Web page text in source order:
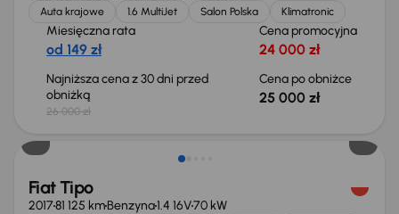
Auta krajowe 1.6 MultiJet Salon Polska Klimatronic
Miesięczna rata
od 149 zł
Cena promocyjna
24 000 zł
Najniższa cena z 30 dni przed
obniżką
26 000 zł
Cena po obniżce
25 000 zł
Świeżo skupione
Fiat Tipo
201781 125 kmBenzyna1.4 16V70 kW